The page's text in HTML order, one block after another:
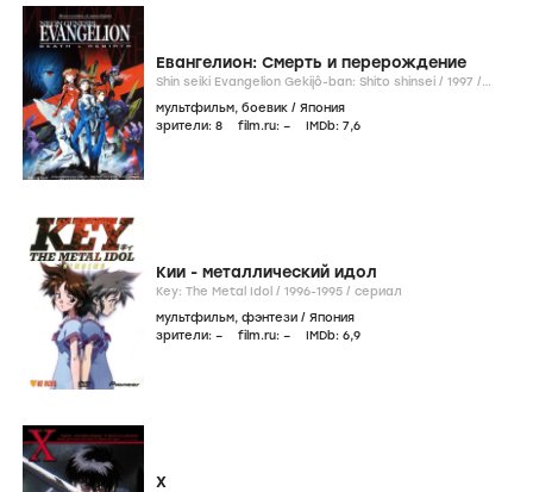
Евангелион: Смерть и перерождение
Shin seiki Evangelion Gekijô-ban: Shito shinsei / 1997 /
мультфильм, боевик / Япония
зрители: 8 film.ru: – IMDb: 7,6
Кии - металлический идол
Key: The Metal Idol / 1996-1995 / сериал
мультфильм, фэнтези / Япония
зрители: – film.ru: – IMDb: 6,9
X